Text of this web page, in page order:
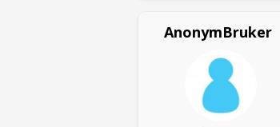
AnonymBruker